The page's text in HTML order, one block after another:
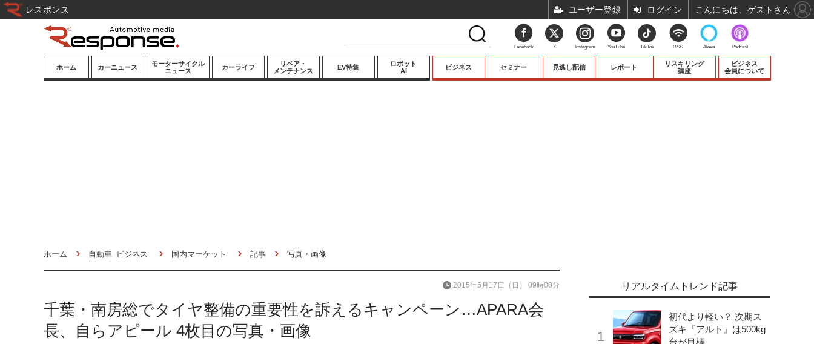
ホーム カーニュース
モーターサイクル
ニュース
カーライフ
リペア・
メンテナンス
EV特集
ロボット
AI
ビジネス セミナー 見逃し配信 レポート
リスキリング
講座
ビジネス
会員について
ホーム 自動車 ビジネス 国内マーケット 記事 写真・画像
千葉・南房総でタイヤ整備の重要性を訴えるキャンペーン…APARA会
長、自らアピール 4枚目の写真・画像
2015年5月17日（日） 09時00分 リアルタイムトレンド記事
初代より軽い？ 次期ス
ズキ『アルト』は500kg
台が目標
Facebook X Instagram YouTube TikTok RSS Alexa Podcast
レスポンス ユーザー登録 ログイン こんにちは、ゲストさん